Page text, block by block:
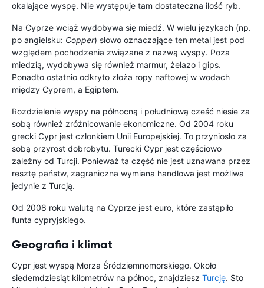
okalające wyspę. Nie występuje tam dostateczna ilość ryb.
Na Cyprze wciąż wydobywa się miedź. W wielu językach (np.
po angielsku: Copper) słowo oznaczające ten metal jest pod
względem pochodzenia związane z nazwą wyspy. Poza
miedzią, wydobywa się również marmur, żelazo i gips.
Ponadto ostatnio odkryto złoża ropy naftowej w wodach
między Cyprem, a Egiptem.
Rozdzielenie wyspy na północną i południową cześć niesie za
sobą również zróżnicowanie ekonomiczne. Od 2004 roku
grecki Cypr jest członkiem Unii Europejskiej. To przyniosło za
sobą przyrost dobrobytu. Turecki Cypr jest częściowo
zależny od Turcji. Ponieważ ta część nie jest uznawana przez
resztę państw, zagraniczna wymiana handlowa jest możliwa
jedynie z Turcją.
Od 2008 roku walutą na Cyprze jest euro, które zastąpiło
funta cypryjskiego.
Geografia i klimat
Cypr jest wyspą Morza Śródziemnomorskiego. Około
siedemdziesiąt kilometrów na północ, znajdziesz Turcję. Sto